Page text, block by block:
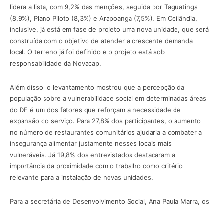
lidera a lista, com 9,2% das menções, seguida por Taguatinga
(8,9%), Plano Piloto (8,3%) e Arapoanga (7,5%). Em Ceilândia,
inclusive, já está em fase de projeto uma nova unidade, que será
construída com o objetivo de atender a crescente demanda
local. O terreno já foi definido e o projeto está sob
responsabilidade da Novacap.
Além disso, o levantamento mostrou que a percepção da
população sobre a vulnerabilidade social em determinadas áreas
do DF é um dos fatores que reforçam a necessidade de
expansão do serviço. Para 27,8% dos participantes, o aumento
no número de restaurantes comunitários ajudaria a combater a
insegurança alimentar justamente nesses locais mais
vulneráveis. Já 19,8% dos entrevistados destacaram a
importância da proximidade com o trabalho como critério
relevante para a instalação de novas unidades.
Para a secretária de Desenvolvimento Social, Ana Paula Marra, os